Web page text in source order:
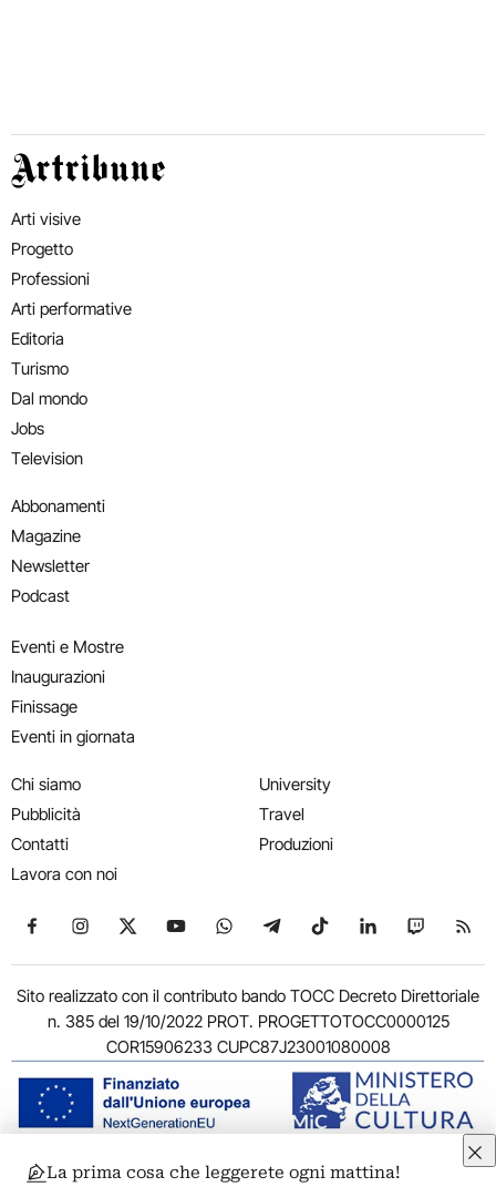
Artribune
Arti visive
Progetto
Professioni
Arti performative
Editoria
Turismo
Dal mondo
Jobs
Television
Abbonamenti
Magazine
Newsletter
Podcast
Eventi e Mostre
Inaugurazioni
Finissage
Eventi in giornata
Chi siamo
Pubblicità
Contatti
Lavora con noi
University
Travel
Produzioni
Seguici su Facebook
Seguici su Instagram
Seguici su X
Seguici su YouTube
Seguici su WhatsApp
Seguici su Telegram
Seguici su TikTok
Seguici su
Seguici
Sito realizzato con il contributo bando TOCC Decreto Direttoriale
n. 385 del 19/10/2022 PROT. PROGETTOTOCC0000125
COR15906233 CUPC87J23001080008
© 2011-2026 ARTRIBUNE srl – Corso Vittorio Emanuele II, 287 –
La prima cosa che leggerete ogni mattina!